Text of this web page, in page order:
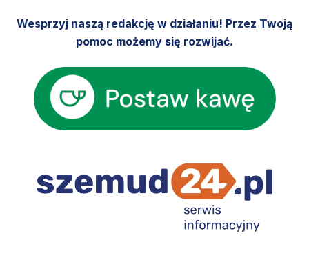
Wesprzyj naszą redakcję w działaniu! Przez Twoją
pomoc możemy się rozwijać.